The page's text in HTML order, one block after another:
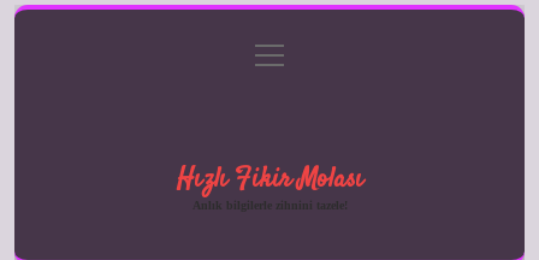
Gizlilik Politikası
menüyü
aç
Hızlı Fikir Molası
Anlık bilgilerle zihnini tazele!